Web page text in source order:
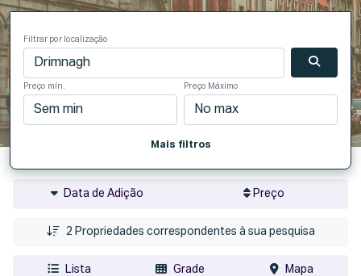
Filtrar por localização
Preço mín. Preço Máximo
Mais filtros
Data de Adição Preço
2 Propriedades correspondentes à sua pesquisa
Lista Grade Mapa